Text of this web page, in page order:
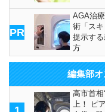
PR
AGA治
術「ス
提示す
方
編集部オ
高市首相
上！ ピ